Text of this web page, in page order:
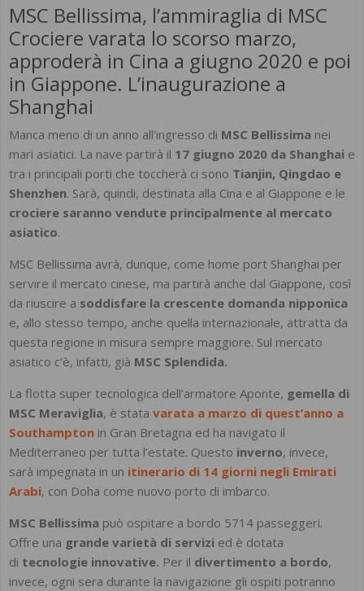
MSC Bellissima, l’ammiraglia di MSC
Crociere varata lo scorso marzo,
approderà in Cina a giugno 2020 e poi
in Giappone. L’inaugurazione a
Shanghai
Manca meno di un anno all’ingresso di MSC Bellissima nei
mari asiatici. La nave partirà il 17 giugno 2020 da Shanghai e
tra i principali porti che toccherà ci sono Tianjin, Qingdao e
Shenzhen. Sarà, quindi, destinata alla Cina e al Giappone e le
crociere saranno vendute principalmente al mercato
asiatico.
MSC Bellissima avrà, dunque, come home port Shanghai per
servire il mercato cinese, ma partirà anche dal Giappone, così
da riuscire a soddisfare la crescente domanda nipponica
e, allo stesso tempo, anche quella internazionale, attratta da
questa regione in misura sempre maggiore. Sul mercato
asiatico c’è, infatti, già MSC Splendida.
La flotta super tecnologica dell’armatore Aponte, gemella di
MSC Meraviglia, è stata varata a marzo di quest’anno a
Southampton in Gran Bretagna ed ha navigato il
Mediterraneo per tutta l’estate. Questo inverno, invece,
sarà impegnata in un itinerario di 14 giorni negli Emirati
Arabi, con Doha come nuovo porto di imbarco.
MSC Bellissima può ospitare a bordo 5714 passeggeri.
Offre una grande varietà di servizi ed è dotata
di tecnologie innovative. Per il divertimento a bordo,
invece, ogni sera durante la navigazione gli ospiti potranno